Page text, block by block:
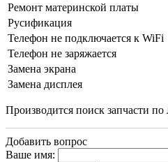
Ремонт материнской платы
Русификация
Телефон не подключается к WiFi
Телефон не заряжается
Замена экрана
Замена дисплея
Производится поиск запчасти
Добавить вопрос
Ваше имя: